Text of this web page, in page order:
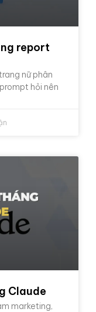
report
nữ phân
hỏi nên
Claude
marketing,